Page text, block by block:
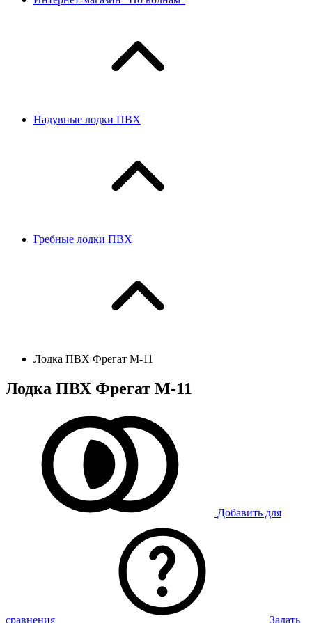
Надувные лодки ПВХ
Гребные лодки ПВХ
Лодка ПВХ Фрегат М-11
Лодка ПВХ Фрегат М-11
Добавить для
сравнения
Задать